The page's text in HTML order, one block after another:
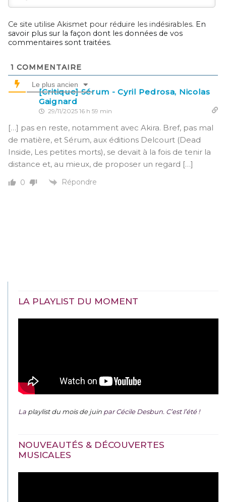
Ce site utilise Akismet pour réduire les indésirables. En
savoir plus sur la façon dont les données de vos
commentaires sont traitées.
1 COMMENTAIRE
Le plus ancien
[Critique] Sérum - Cyril Pedrosa, Nicolas
Gaignard
29/11/2025 16 h 59 min
[…] pas en reste, notamment avec Akira. Bref, pas mal
de matière, et Sérum, aux éditions Delcourt (Dead
Inside, Les petites morts), se devait à la fois de tenir la
distance et, au mieux, de proposer un regard […]
0 Répondre
LA PLAYLIST DU MOMENT
La playlist du mois de juin par Cécile Desbun. C’est l’été !
NOUVEAUTÉS & DÉCOUVERTES
MUSICALES